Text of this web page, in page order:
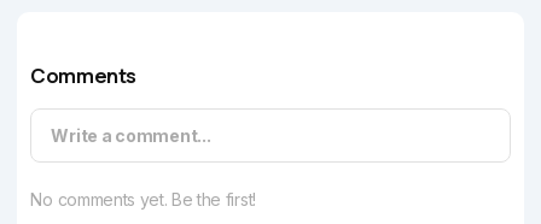
Comments
Write a comment...
No comments yet. Be the first!